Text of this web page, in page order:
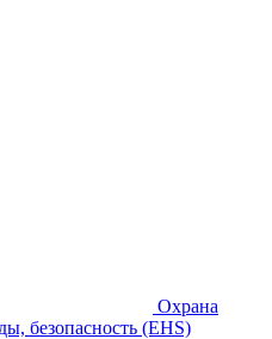
Охрана
безопасность (EHS)